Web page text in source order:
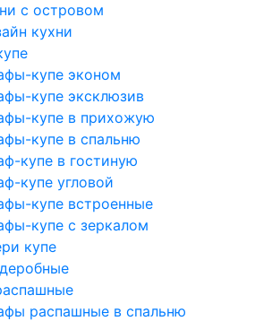
с островом
кухни
купе эконом
купе эксклюзив
купе в прихожую
купе в спальню
купе в гостиную
купе угловой
купе встроенные
купе с зеркалом
купе
распашные в спальню